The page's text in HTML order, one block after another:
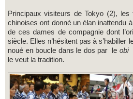
Principaux visiteurs de Tokyo (2), les
chinoises ont donné un élan inattendu
de ces dames de compagnie dont
siècle. Elles n’hésitent pas à s’habiller
noué en boucle dans le dos par le obi
le veut la tradition.